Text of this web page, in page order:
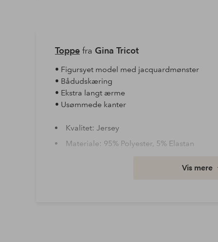
Toppefra Gina Tricot
• Figursyet model med jacquardmønster
• Bådudskæring
• Ekstra langt ærme
• Usømmede kanter
Kvalitet: Jersey
Materiale: 95% Polyester, 5% Elastan
Vis mere